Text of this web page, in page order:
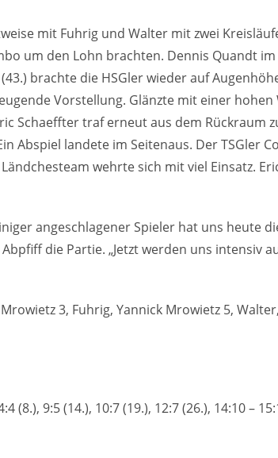
mit Fuhrig und Walter mit zwei
um den Lohn brachten. Dennis Quandt
brachte die HSGler wieder auf
Vorstellung. Glänzte mit einer
Schaeffter traf erneut aus dem Rückraum
Abspiel landete im Seitenaus. Der TSGler
wehrte sich mit viel Einsatz.
angeschlagener Spieler hat uns heute
die Partie. „Jetzt werden uns intensiv
3, Fuhrig, Yannick Mrowietz 5,
9:5 (14.), 10:7 (19.), 12:7 (26.), 14:10 –